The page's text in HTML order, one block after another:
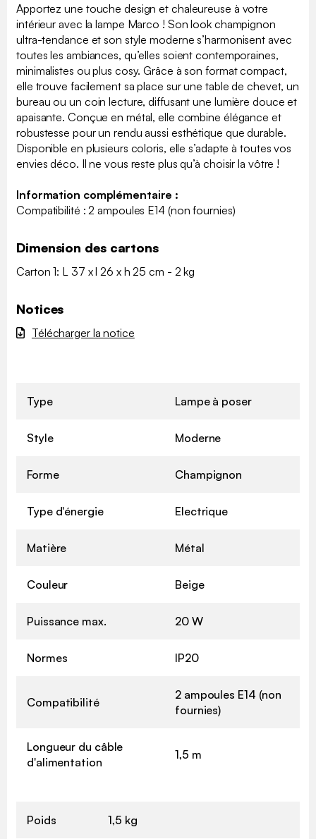
Apportez une touche design et chaleureuse à votre
intérieur avec la lampe Marco ! Son look champignon
ultra-tendance et son style moderne s’harmonisent avec
toutes les ambiances, qu’elles soient contemporaines,
minimalistes ou plus cosy. Grâce à son format compact,
elle trouve facilement sa place sur une table de chevet, un
bureau ou un coin lecture, diffusant une lumière douce et
apaisante. Conçue en métal, elle combine élégance et
robustesse pour un rendu aussi esthétique que durable.
Disponible en plusieurs coloris, elle s’adapte à toutes vos
envies déco. Il ne vous reste plus qu’à choisir la vôtre !
Information complémentaire :
Compatibilité : 2 ampoules E14 (non fournies)
Dimension des cartons
Carton 1: L 37 x l 26 x h 25 cm - 2 kg
Notices
Télécharger la notice
Type Lampe à poser
Style Moderne
Forme Champignon
Type d'énergie Electrique
Matière Métal
Couleur Beige
Puissance max. 20 W
Normes IP20
Compatibilité
2 ampoules E14 (non
fournies)
Longueur du câble
d'alimentation
1,5 m
Poids 1,5 kg